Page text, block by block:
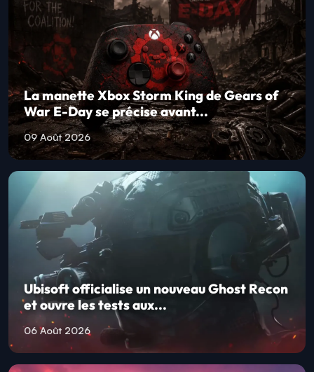
La manette Xbox Storm King de Gears of
War E-Day se précise avant...
09 Août 2026
Ubisoft officialise un nouveau Ghost Recon
et ouvre les tests aux...
06 Août 2026